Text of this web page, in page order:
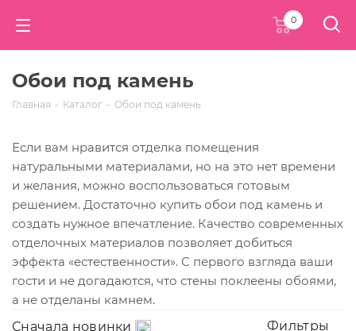
0
Обои под камень
Главная - Каталог - Обои под камень
Если вам нравится отделка помещения
натуральными материалами, но на это нет времени
и желания, можно воспользоваться готовым
решением. Достаточно купить обои под камень и
создать нужное впечатление. Качество современных
отделочных материалов позволяет добиться
эффекта «естественности». С первого взгляда ваши
гости и не догадаются, что стены поклеены обоями,
а не отделаны камнем.
Сначала новинки
Фильтры